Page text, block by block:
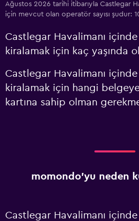
Ağustos 2026 tarihi itibarıyla Castlegar
için mevcut olan operatör sayısı şudur:
Castlegar Havalimanı
kiralamak için kaç yaşında
Castlegar Havalimanı
kiralamak için hangi
kartına sahip olman
momondo'yu neden
Castlegar Havalimanı